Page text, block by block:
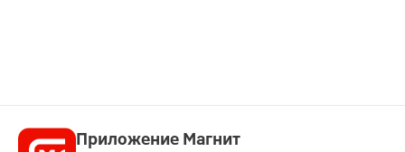
Приложение Магнит